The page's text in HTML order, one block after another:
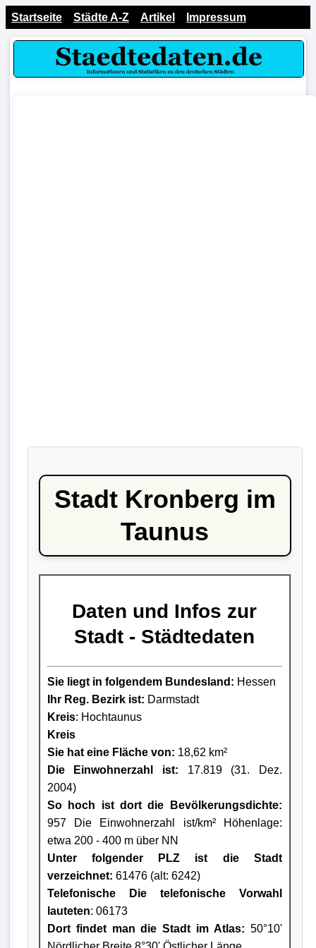
Startseite Städte A-Z Artikel Impressum
Stadt Kronberg im
Taunus
Daten und Infos zur
Stadt - Städtedaten
Sie liegt in folgendem Bundesland: Hessen
Ihr Reg. Bezirk ist: Darmstadt
Kreis: Hochtaunus
Kreis
Sie hat eine Fläche von: 18,62 km²
Die Einwohnerzahl ist: 17.819 (31. Dez.
2004)
So hoch ist dort die Bevölkerungsdichte:
957 Die Einwohnerzahl ist/km² Höhenlage:
etwa 200 - 400 m über NN
Unter folgender PLZ ist die Stadt
verzeichnet: 61476 (alt: 6242)
Telefonische Die telefonische Vorwahl
lauteten: 06173
Dort findet man die Stadt im Atlas: 50°10'